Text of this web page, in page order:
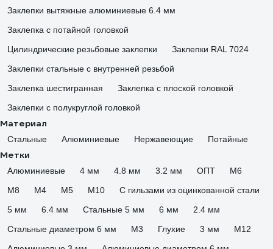
Заклепки вытяжные алюминиевые 6.4 мм
Заклепка с потайной головкой
Цилиндрические резьбовые заклепки
Заклепки RAL 7024
Заклепки стальные с внутренней резьбой
Заклепка шестигранная
Заклепка с плоской головкой
Заклепки с полукруглой головкой
Материал
Стальные Алюминиевые Нержавеющие Потайные
Метки
Алюминиевые 4 мм 4.8 мм 3.2 мм ОПТ
М6
М8
М4 М5 М10
С гильзами из оцинкованной стали
5 мм
6.4 мм Стальные 5 мм 6 мм
2.4 мм
Стальные диаметром 6 мм
М3 Глухие 3 мм
М12